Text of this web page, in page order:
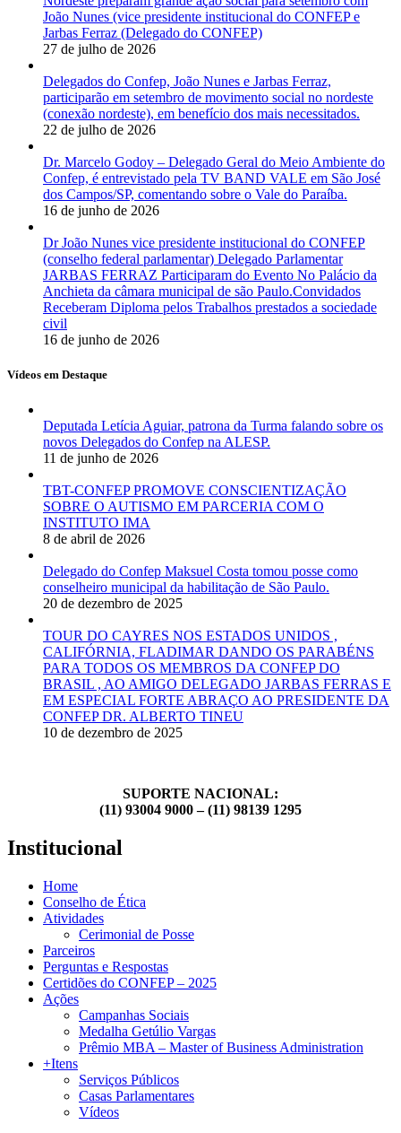
João Nunes (vice presidente institucional do CONFEP e
Jarbas Ferraz (Delegado do CONFEP)
27 de julho de 2026
Delegados do Confep, João Nunes e Jarbas Ferraz,
participarão em setembro de movimento social no nordeste
(conexão nordeste), em benefício dos mais necessitados.
22 de julho de 2026
Dr. Marcelo Godoy – Delegado Geral do Meio Ambiente do
Confep, é entrevistado pela TV BAND VALE em São José
dos Campos/SP, comentando sobre o Vale do Paraíba.
16 de junho de 2026
Dr João Nunes vice presidente institucional do CONFEP
(conselho federal parlamentar) Delegado Parlamentar
JARBAS FERRAZ Participaram do Evento No Palácio da
Anchieta da câmara municipal de são Paulo.Convidados
Receberam Diploma pelos Trabalhos prestados a sociedade
civil
16 de junho de 2026
Vídeos em Destaque
Deputada Letícia Aguiar, patrona da Turma falando sobre os
novos Delegados do Confep na ALESP.
11 de junho de 2026
TBT-CONFEP PROMOVE CONSCIENTIZAÇÃO
SOBRE O AUTISMO EM PARCERIA COM O
INSTITUTO IMA
8 de abril de 2026
Delegado do Confep Maksuel Costa tomou posse como
conselheiro municipal da habilitação de São Paulo.
20 de dezembro de 2025
TOUR DO CAYRES NOS ESTADOS UNIDOS ,
CALIFÓRNIA, FLADIMAR DANDO OS PARABÉNS
PARA TODOS OS MEMBROS DA CONFEP DO
BRASIL , AO AMIGO DELEGADO JARBAS FERRAS E
EM ESPECIAL FORTE ABRAÇO AO PRESIDENTE DA
CONFEP DR. ALBERTO TINEU
10 de dezembro de 2025
SUPORTE NACIONAL:
(11) 93004 9000 – (11) 98139 1295
Institucional
Home
Conselho de Ética
Atividades
Cerimonial de Posse
Parceiros
Perguntas e Respostas
Certidões do CONFEP – 2025
Ações
Campanhas Sociais
Medalha Getúlio Vargas
Prêmio MBA – Master of Business Administration
+Itens
Serviços Públicos
Casas Parlamentares
Vídeos